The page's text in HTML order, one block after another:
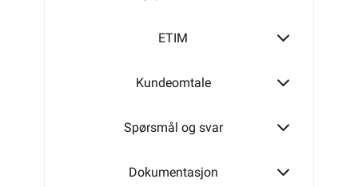
ETIM
Kundeomtale
Spørsmål og svar
Dokumentasjon